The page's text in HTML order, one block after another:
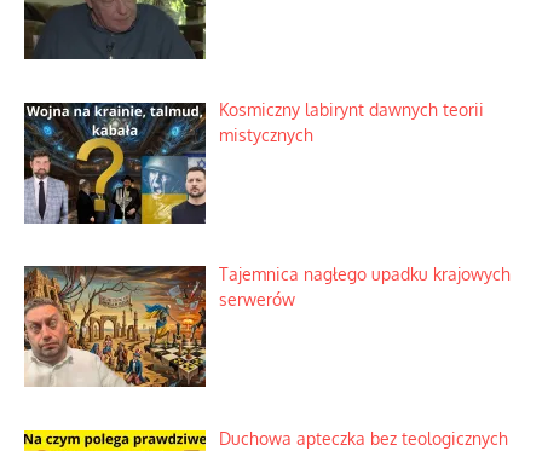
Kosmiczny labirynt dawnych teorii
mistycznych
Tajemnica nagłego upadku krajowych
serwerów
Duchowa apteczka bez teologicznych